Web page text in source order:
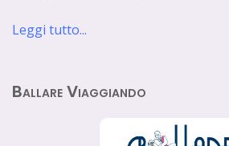
Leggi tutto...
Ballare Viaggiando